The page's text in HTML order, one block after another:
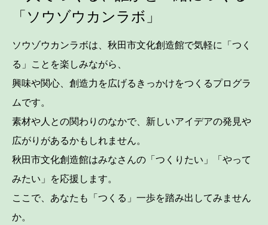
「ソウゾウカンラボ」
ソウゾウカンラボは、秋田市文化創造館で気軽に「つく
る」ことを楽しみながら、
興味や関心、創造力を広げるきっかけをつくるプログラ
ムです。
素材や人との関わりのなかで、新しいアイデアの発見や
広がりがあるかもしれません。
秋田市文化創造館はみなさんの「つくりたい」「やって
みたい」を応援します。
ここで、あなたも「つくる」一歩を踏み出してみません
か。